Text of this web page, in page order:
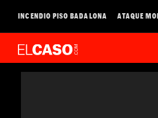
INCENDIO PISO BADALONA ATAQUE